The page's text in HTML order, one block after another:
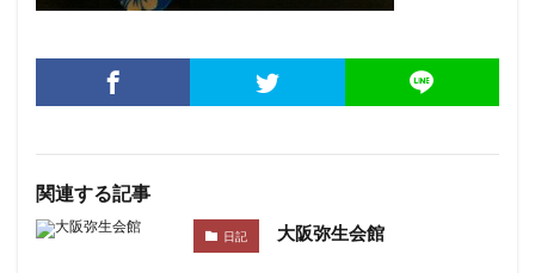
関連する記事
日記 大阪弥生会館